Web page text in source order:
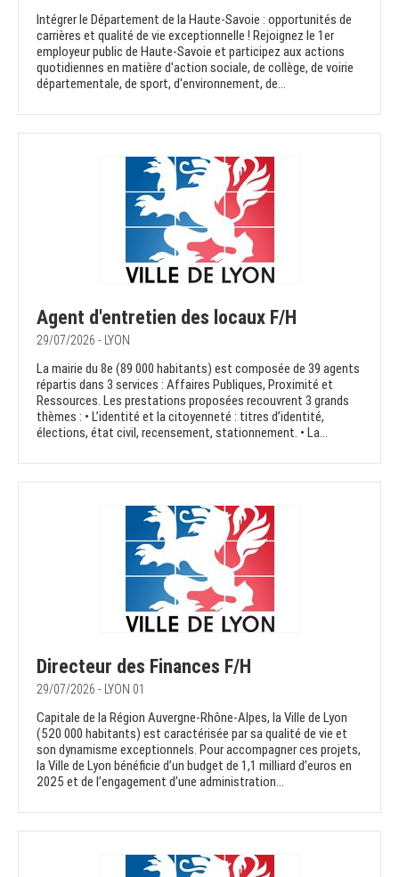
Intégrer le Département de la Haute-Savoie : opportunités de
carrières et qualité de vie exceptionnelle ! Rejoignez le 1er
employeur public de Haute-Savoie et participez aux actions
quotidiennes en matière d'action sociale, de collège, de voirie
départementale, de sport, d'environnement, de...
Agent d'entretien des locaux F/H
29/07/2026 - LYON
La mairie du 8e (89 000 habitants) est composée de 39 agents
répartis dans 3 services : Affaires Publiques, Proximité et
Ressources. Les prestations proposées recouvrent 3 grands
thèmes : • L’identité et la citoyenneté : titres d’identité,
élections, état civil, recensement, stationnement. • La...
Directeur des Finances F/H
29/07/2026 - LYON 01
Capitale de la Région Auvergne-Rhône-Alpes, la Ville de Lyon
(520 000 habitants) est caractérisée par sa qualité de vie et
son dynamisme exceptionnels. Pour accompagner ces projets,
la Ville de Lyon bénéficie d’un budget de 1,1 milliard d’euros en
2025 et de l’engagement d’une administration...